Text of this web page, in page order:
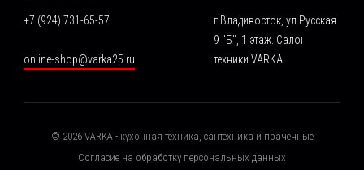
+7 (924) 731-65-57
online-shop@varka25.ru
г.Владивосток, ул.Русская
9 "Б", 1 этаж. Салон
техники VARKA
© 2026VARKA - кухонная техника, сантехника и прачечные
Согласие на обработку персональных данных